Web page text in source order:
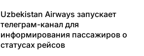
Uzbekistan Airways запускает
телеграм-канал для
информирования пассажиров о
статусах рейсов